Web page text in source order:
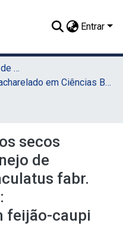
Entrar
03. Unidade Acadêmica de Serra Talhada (UAST)
Bacharelado em Ciências Biológicas (UAST)
secos
de
fabr.
feijão-caupi